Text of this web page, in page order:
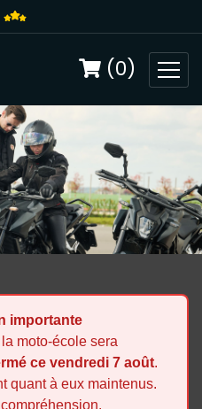
(0)
importante
moto-école sera
ce vendredi 7 août.
quant à eux maintenus.